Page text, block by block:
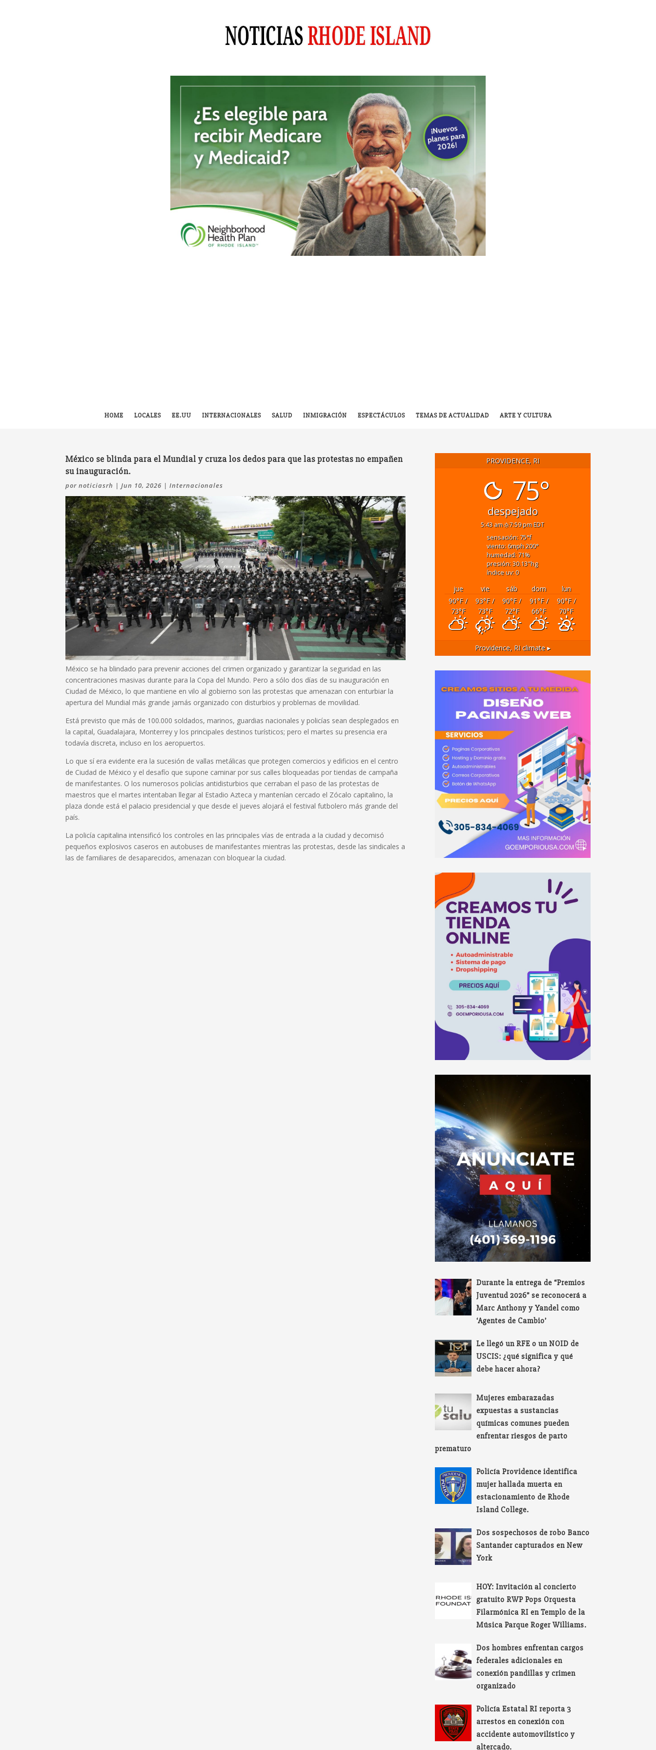
HOME LOCALES EE.UU INTERNACIONALES SALUD INMIGRACIÓN ESPECTÁCULOS TEMAS DE ACTUALIDAD ARTE Y CULTURA
México se blinda para el Mundial y cruza los dedos para que las protestas no empañen
su inauguración.
pornoticiasrh |Jun 10, 2026 |Internacionales
México se ha blindado para prevenir acciones del crimen organizado y garantizar la seguridad en las
concentraciones masivas durante para la Copa del Mundo. Pero a sólo dos días de su inauguración en
Ciudad de México, lo que mantiene en vilo al gobierno son las protestas que amenazan con enturbiar la
apertura del Mundialmás grande jamás organizado con disturbios y problemas de movilidad.
Está previsto que más de 100.000 soldados, marinos, guardias nacionales y policías sean desplegados en
la capital, Guadalajara, Monterrey y los principales destinos turísticos; pero el martes su presencia era
todavía discreta, incluso en los aeropuertos.
Lo que sí era evidente era la sucesión de vallas metálicas que protegen comercios y edificios en el centro
de Ciudad de México y el desafío que supone caminar por sus calles bloqueadas por tiendas de campaña
de manifestantes. O los numerosos policías antidisturbios que cerraban el paso de las protestas de
maestros que el martes intentaban llegar al Estadio Azteca y mantenían cercado el Zócalo capitalino, la
plaza donde está el palacio presidencial y que desde el jueves alojará el festival futbolero más grande del
país.
La policía capitalina intensificó los controles en las principales vías de entrada a la ciudad y decomisó
pequeños explosivos caseros en autobuses de manifestantes mientras las protestas, desde las sindicales a
las de familiares de desaparecidos, amenazan con bloquear la ciudad.
PROVIDENCE, RI
75°
despejado
5:43 am 7:59 pm EDT
sensación: 75°f
viento: 6mph200°
humedad: 71%
presión: 30.13"hg
índice uv: 0
jue vie sáb dom
lun
90°F/
73°F
93°F/
73°F
90°F/
72°F
91°F/
66°F
90°F/
70°F
Providence, RIclimate ▸
Durante la entrega de “Premios
Juventud 2026” se reconocerá a
Marc Anthony y Yandel como
‘Agentes de Cambio’
Le llegó un RFE o un NOID de
USCIS: ¿qué significa y qué
debe hacer ahora?
Mujeres embarazadas
expuestas a sustancias
químicas comunes pueden
enfrentar riesgos de parto
prematuro
Policía Providence identifica
mujer hallada muerta en
estacionamiento de Rhode
Island College.
Dos sospechosos de robo Banco
Santander capturados en New
York
HOY: Invitación al concierto
gratuito RWP Pops Orquesta
Filarmónica RI en Templo de la
Música Parque Roger Williams.
Dos hombres enfrentan cargos
federales adicionales en
conexión pandillas y crimen
organizado
Policía Estatal RI reporta 3
arrestos en conexión con
accidente automovilístico y
altercado.